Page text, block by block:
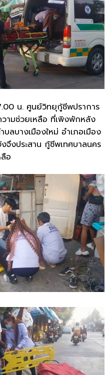
น. ศูนย์วิทยุกู้ชีพปราการ
ามช่วยเหลือ ที่เพิงพักหลัง
ลบางเมืองใหม่ อำเภอเมือง
จึงประสาน กู้ชีพเทศบาลนคร
อ